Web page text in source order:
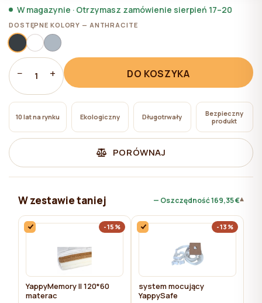
W magazynie · Otrzymasz zamówienie sierpień 17–20
DOSTĘPNE KOLORY — ANTHRACITE
− 1 + DO KOSZYKA
10 lat na rynku Ekologiczny Długotrwały
Bezpieczny
produkt
PORÓWNAJ
W zestawie taniej — Oszczędność169,35 €▾
-15%
YappyMemory II 120*60
materac
-13%
system mocujący
YappySafe
odrzucić je, klikając przycisk "Odrzuć wszystko". Jeśli
użytkownik witryny kliknie przycisk "Odrzuć wszystkie",
na stronie internetowej przechowywane są techniczne
pliki cookie niezbędne do działania witryny, których
użycie nie wymaga zgody użytkownika.